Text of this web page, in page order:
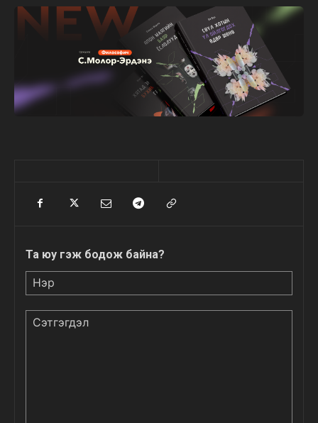
Та юу гэж бодож байна?